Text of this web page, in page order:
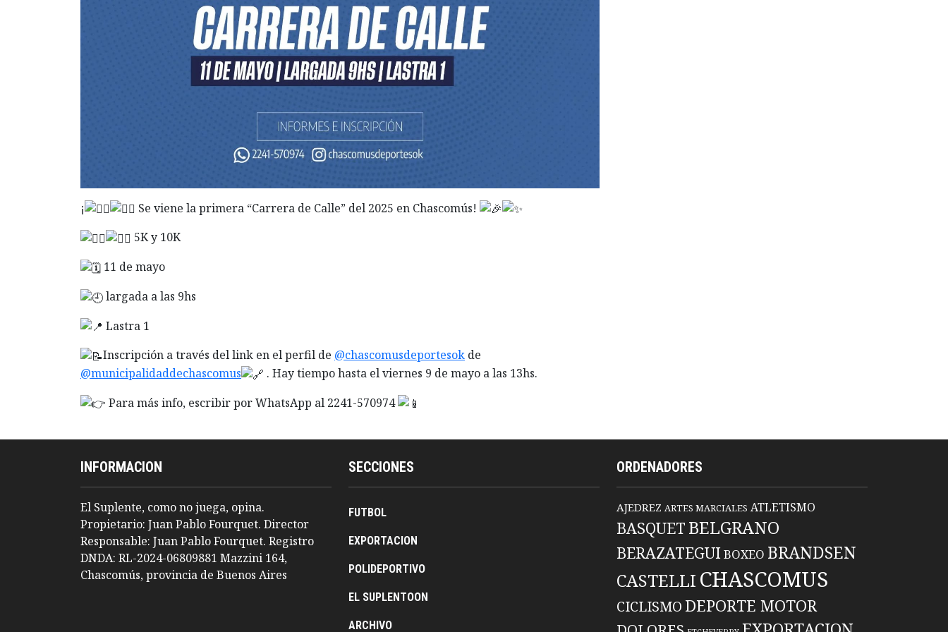
¡
Se viene la primera “Carrera de Calle” del 2025 en Chascomús!
5K y 10K
11 de mayo
largada a las 9hs
Lastra 1
Inscripción a través del link en el perfil de @chascomusdeportesok de
@municipalidaddechascomus
. Hay tiempo hasta el viernes 9 de mayo a las 13hs.
Para más info, escribir por WhatsApp al 2241-570974
INFORMACION
El Suplente, como no juega, opina.
Propietario: Juan Pablo Fourquet. Director
Responsable: Juan Pablo Fourquet. Registro
DNDA: RL-2024-06809881 Mazzini 164,
Chascomús, provincia de Buenos Aires
SECCIONES
FUTBOL
EXPORTACION
POLIDEPORTIVO
EL SUPLENTOON
ARCHIVO
ORDENADORES
AJEDREZ ARTES MARCIALES ATLETISMO
BASQUET BELGRANO
BERAZATEGUIBOXEO BRANDSEN
CASTELLI CHASCOMUS
CICLISMO DEPORTE MOTOR